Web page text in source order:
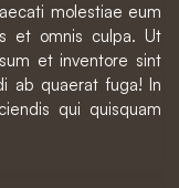
molestiae eum
et omnis culpa. Ut
et inventore sint
ab quaerat fuga! In
qui quisquam